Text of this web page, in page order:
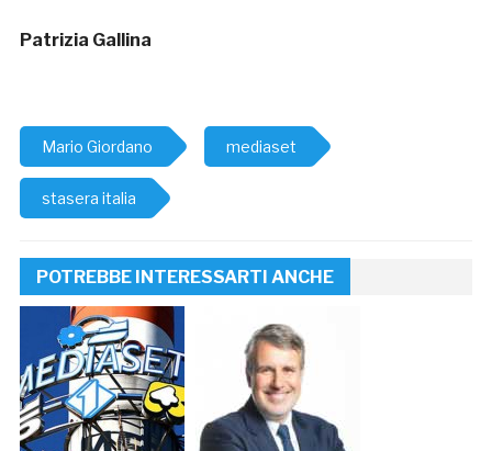
Patrizia Gallina
Mario Giordano mediaset
stasera italia
POTREBBE INTERESSARTI ANCHE